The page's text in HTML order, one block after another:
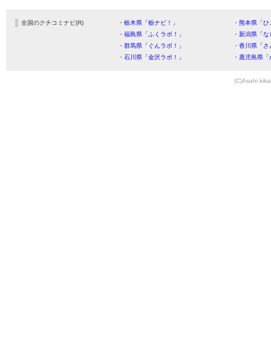
全国のクチコミナビ(R) ・栃木県「栃ナビ！」
・熊本県「
・福島県「ふくラボ！」
・新潟県「
・群馬県「ぐんラボ！」
・香川県「
・石川県「金沢ラボ！」
・鹿児島県
(C)Asahi